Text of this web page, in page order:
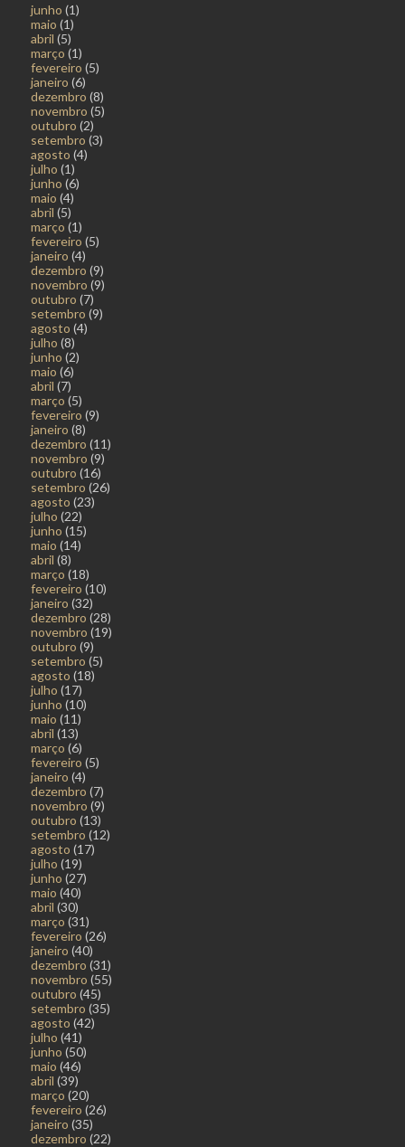
junho (1)
maio (1)
abril (5)
março (1)
fevereiro (5)
janeiro (6)
dezembro (8)
novembro (5)
outubro (2)
setembro (3)
agosto (4)
julho (1)
junho (6)
maio (4)
abril (5)
março (1)
fevereiro (5)
janeiro (4)
dezembro (9)
novembro (9)
outubro (7)
setembro (9)
agosto (4)
julho (8)
junho (2)
maio (6)
abril (7)
março (5)
fevereiro (9)
janeiro (8)
dezembro (11)
novembro (9)
outubro (16)
setembro (26)
agosto (23)
julho (22)
junho (15)
maio (14)
abril (8)
março (18)
fevereiro (10)
janeiro (32)
dezembro (28)
novembro (19)
outubro (9)
setembro (5)
agosto (18)
julho (17)
junho (10)
maio (11)
abril (13)
março (6)
fevereiro (5)
janeiro (4)
dezembro (7)
novembro (9)
outubro (13)
setembro (12)
agosto (17)
julho (19)
junho (27)
maio (40)
abril (30)
março (31)
fevereiro (26)
janeiro (40)
dezembro (31)
novembro (55)
outubro (45)
setembro (35)
agosto (42)
julho (41)
junho (50)
maio (46)
abril (39)
março (20)
fevereiro (26)
janeiro (35)
dezembro (22)